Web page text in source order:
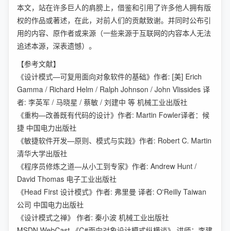
本文，站在许多巨人的肩膀上，借鉴和引用了许多他人拥有版
权的作品或著述，在此，对前人们的贡献致谢。并同时公布引
用的内容、原作者或来源（一些来源于互联网的内容本人无法
追述本源，深表遗憾）。
【参考文献】
《设计模式—可复用面向对象软件的基础》作者: [美] Erich
Gamma / Richard Helm / Ralph Johnson / John Vlissides 译
者: 李英军 / 马晓星 / 蔡敏 / 刘建中 等 机械工业出版社
《重构—改善既有代码的设计》作者: Martin Fowler译者：候
捷 中国电力出版社
《敏捷软件开发—原则、模式与实践》作者: Robert C. Martin
清华大学出版社
《程序员修炼之道—从小工到专家》作者: Andrew Hunt /
David Thomas 电子工业出版社
《Head First 设计模式》作者: 弗里曼 译者: O'Reilly Taiwan
公司 中国电力出版社
《设计模式之禅》 作者: 秦小波 机械工业出版社